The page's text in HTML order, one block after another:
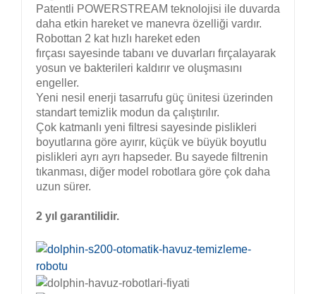
Patentli POWERSTREAM teknolojisi ile duvarda
daha etkin hareket ve manevra özelliği vardır.
Robottan 2 kat hızlı hareket eden
fırçası sayesinde tabanı ve duvarları fırçalayarak
yosun ve bakterileri kaldırır ve oluşmasını
engeller.
Yeni nesil enerji tasarrufu güç ünitesi üzerinden
standart temizlik modun da çalıştırılır.
Çok katmanlı yeni filtresi sayesinde pislikleri
boyutlarına göre ayırır, küçük ve büyük boyutlu
pislikleri ayrı ayrı hapseder. Bu sayede filtrenin
tıkanması, diğer model robotlara göre çok daha
uzun sürer.
2 yıl garantilidir.